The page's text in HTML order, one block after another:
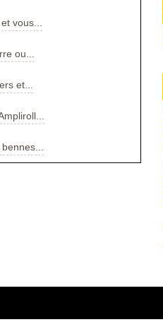
vous...
ou...
et...